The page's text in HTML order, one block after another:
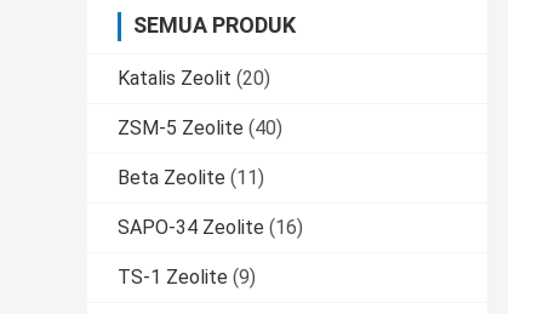
SEMUA PRODUK
Katalis Zeolit (20)
ZSM-5 Zeolite (40)
Beta Zeolite (11)
SAPO-34 Zeolite (16)
TS-1 Zeolite (9)